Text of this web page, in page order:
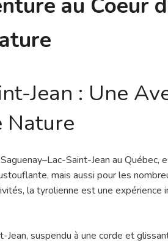
Jean : Une
Nature
Saint-Jean au Québec,
mais aussi pour les
la tyrolienne est une expérience
suspendu à une corde et